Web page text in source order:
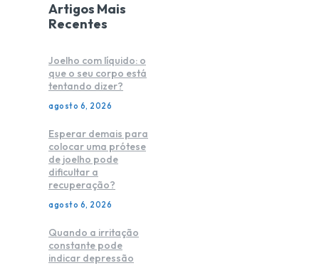
Artigos Mais
Recentes
Joelho com líquido: o
que o seu corpo está
tentando dizer?
agosto 6, 2026
Esperar demais para
colocar uma prótese
de joelho pode
dificultar a
recuperação?
agosto 6, 2026
Quando a irritação
constante pode
indicar depressão